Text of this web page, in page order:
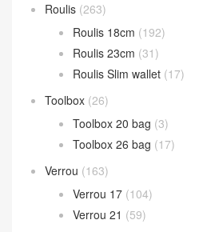
Roulis (263)
Roulis 18cm (192)
Roulis 23cm (31)
Roulis Slim wallet (17)
Toolbox (26)
Toolbox 20 bag (3)
Toolbox 26 bag (17)
Verrou (163)
Verrou 17 (104)
Verrou 21 (59)